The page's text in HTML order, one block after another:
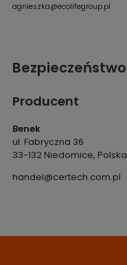
agnieszka@ecolifegroup.pl
Bezpieczeństwo
Producent
Benek
ul. Fabryczna 36
33-132 Niedomice, Polska
handel@certech.com.pl